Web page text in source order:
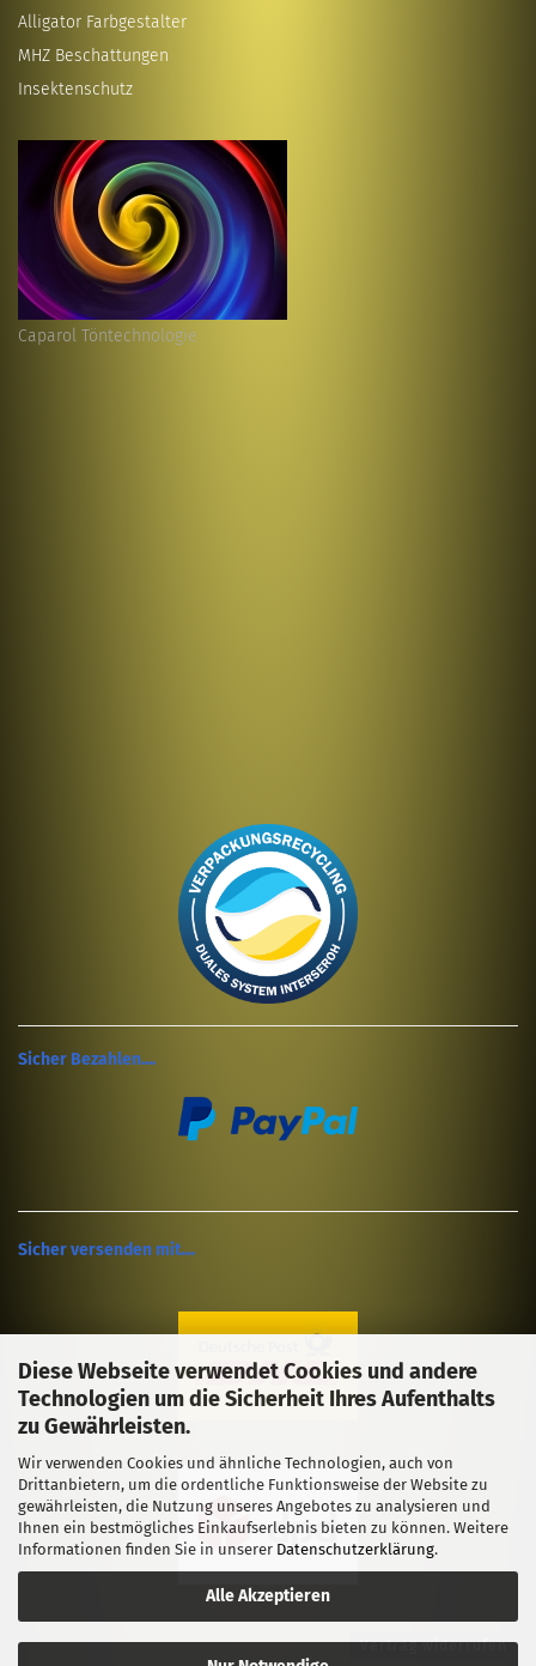
Diese Webseite verwendet Cookies und andere
Technologien um die Sicherheit Ihres Aufenthalts
zu Gewährleisten.
Wir verwenden Cookies und ähnliche Technologien, auch von
Drittanbietern, um die ordentliche Funktionsweise der Website zu
gewährleisten, die Nutzung unseres Angebotes zu analysieren und
Ihnen ein bestmögliches Einkaufserlebnis bieten zu können. Weitere
Informationen finden Sie in unserer Datenschutzerklärung.
Alle Akzeptieren
Alligator Farbgestalter
MHZ Beschattungen
Insektenschutz
Caparol Töntechnologie
Sicher Bezahlen....
Sicher versenden mit....
Vertrag widerrufen